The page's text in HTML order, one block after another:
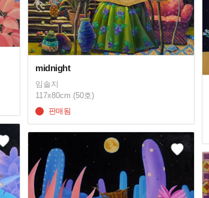
midnight
임솔지
117x80cm (50호)
판매됨